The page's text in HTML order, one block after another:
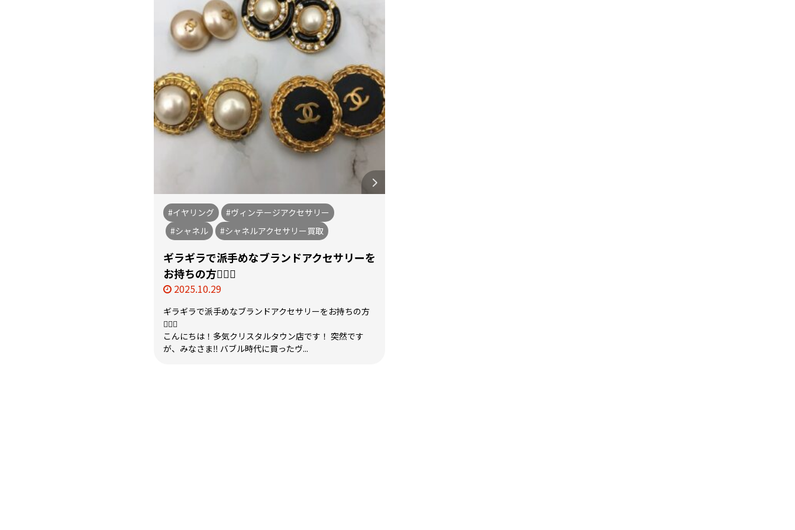
#イヤリング
#ヴィンテージアクセサリー
#シャネル
#シャネルアクセサリー買取
ギラギラで派手めなブランドアクセサリーを
お持ちの方🙋🏻‍♀️
2025.10.29
ギラギラで派手めなブランドアクセサリーをお持ちの方
🙋🏻‍♀️
こんにちは！多気クリスタルタウン店です！ 突然です
が、みなさま‼️ バブル時代に買ったヴ...